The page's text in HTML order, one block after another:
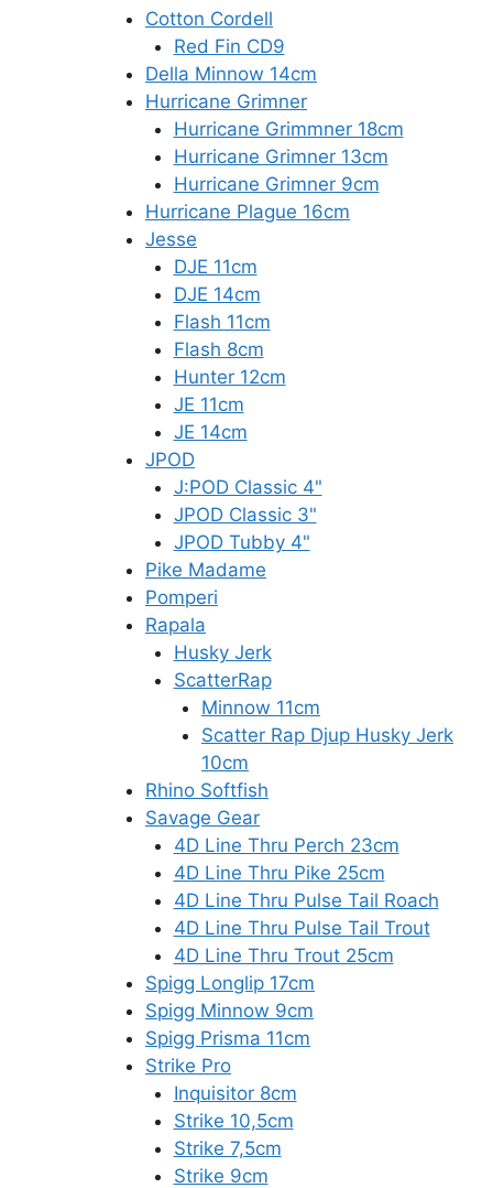
Cotton Cordell
Red Fin CD9
Della Minnow 14cm
Hurricane Grimner
Hurricane Grimmner 18cm
Hurricane Grimner 13cm
Hurricane Grimner 9cm
Hurricane Plague 16cm
Jesse
DJE 11cm
DJE 14cm
Flash 11cm
Flash 8cm
Hunter 12cm
JE 11cm
JE 14cm
JPOD
J:POD Classic 4"
JPOD Classic 3"
JPOD Tubby 4"
Pike Madame
Pomperi
Rapala
Husky Jerk
ScatterRap
Minnow 11cm
Scatter Rap Djup Husky Jerk
10cm
Rhino Softfish
Savage Gear
4D Line Thru Perch 23cm
4D Line Thru Pike 25cm
4D Line Thru Pulse Tail Roach
4D Line Thru Pulse Tail Trout
4D Line Thru Trout 25cm
Spigg Longlip 17cm
Spigg Minnow 9cm
Spigg Prisma 11cm
Strike Pro
Inquisitor 8cm
Strike 10,5cm
Strike 7,5cm
Strike 9cm